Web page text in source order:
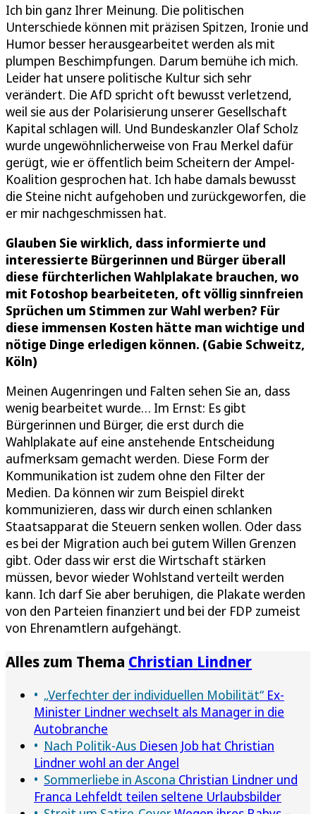
Ich bin ganz Ihrer Meinung. Die politischen
Unterschiede können mit präzisen Spitzen, Ironie und
Humor besser herausgearbeitet werden als mit
plumpen Beschimpfungen. Darum bemühe ich mich.
Leider hat unsere politische Kultur sich sehr
verändert. Die AfD spricht oft bewusst verletzend,
weil sie aus der Polarisierung unserer Gesellschaft
Kapital schlagen will. Und Bundeskanzler Olaf Scholz
wurde ungewöhnlicherweise von Frau Merkel dafür
gerügt, wie er öffentlich beim Scheitern der Ampel-
Koalition gesprochen hat. Ich habe damals bewusst
die Steine nicht aufgehoben und zurückgeworfen, die
er mir nachgeschmissen hat.
Glauben Sie wirklich, dass informierte und
interessierte Bürgerinnen und Bürger überall
diese fürchterlichen Wahlplakate brauchen, wo
mit Fotoshop bearbeiteten, oft völlig sinnfreien
Sprüchen um Stimmen zur Wahl werben? Für
diese immensen Kosten hätte man wichtige und
nötige Dinge erledigen können. (Gabie Schweitz,
Köln)
Meinen Augenringen und Falten sehen Sie an, dass
wenig bearbeitet wurde… Im Ernst: Es gibt
Bürgerinnen und Bürger, die erst durch die
Wahlplakate auf eine anstehende Entscheidung
aufmerksam gemacht werden. Diese Form der
Kommunikation ist zudem ohne den Filter der
Medien. Da können wir zum Beispiel direkt
kommunizieren, dass wir durch einen schlanken
Staatsapparat die Steuern senken wollen. Oder dass
es bei der Migration auch bei gutem Willen Grenzen
gibt. Oder dass wir erst die Wirtschaft stärken
müssen, bevor wieder Wohlstand verteilt werden
kann. Ich darf Sie aber beruhigen, die Plakate werden
von den Parteien finanziert und bei der FDP zumeist
von Ehrenamtlern aufgehängt.
Alles zum Thema Christian Lindner
„Verfechter der individuellen Mobilität“ Ex-
Minister Lindner wechselt als Manager in die
Autobranche
Nach Politik-Aus Diesen Job hat Christian
Lindner wohl an der Angel
Sommerliebe in Ascona Christian Lindner und
Franca Lehfeldt teilen seltene Urlaubsbilder